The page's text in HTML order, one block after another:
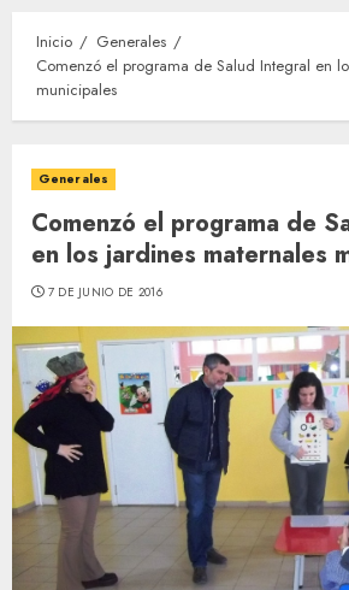
Inicio
Generales
Comenzó el programa de Salud Integral en
municipales
Generales
Comenzó el programa de
en los jardines maternales
7 DE JUNIO DE 2016